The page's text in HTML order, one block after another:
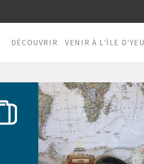
DÉCOUVRIR VENIR À L'ÎLE D'YEU